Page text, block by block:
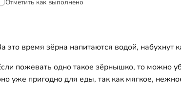
Отметить как выполнено
это время зёрна напитаются водой, набухнут
пожевать одно такое зёрнышко, то можно
уже пригодно для еды, так как мягкое,